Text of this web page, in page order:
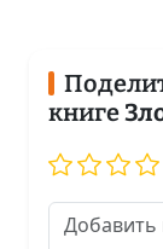
книге